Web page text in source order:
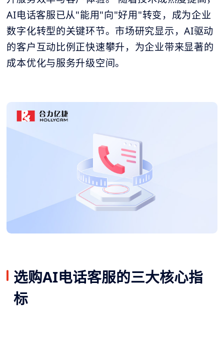
AI电话客服已从"能用"向"好用"转变，成为企业
数字化转型的关键环节。市场研究显示，AI驱动
的客户互动比例正快速攀升，为企业带来显著的
成本优化与服务升级空间。
选购AI电话客服的三大核心指
标